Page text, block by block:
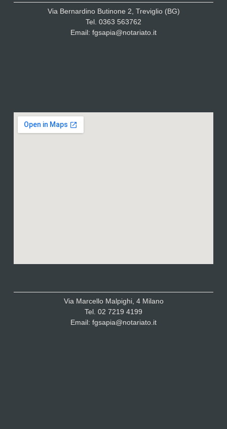
Via Bernardino Butinone 2, Treviglio (BG)
Tel. 0363 563762
Email: fgsapia@notariato.it
Via Marcello Malpighi, 4 Milano
Tel. 02 7219 4199
Email: fgsapia@notariato.it